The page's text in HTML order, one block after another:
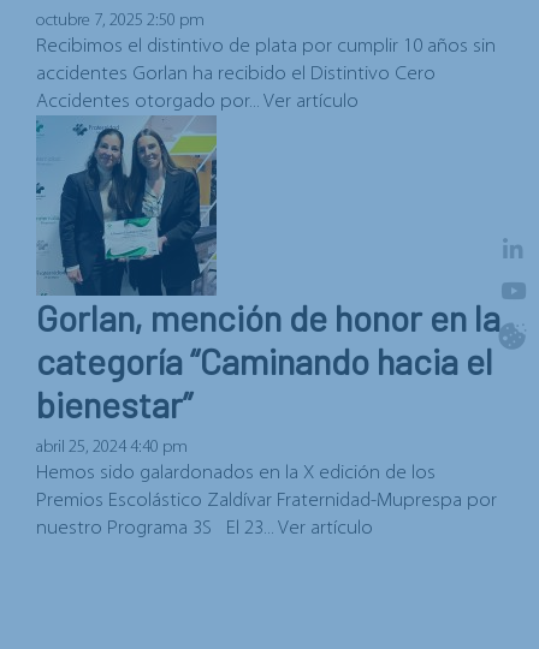
octubre 7, 2025 2:50 pm
Recibimos el distintivo de plata por cumplir 10 años sin
accidentes Gorlan ha recibido el Distintivo Cero
Accidentes otorgado por... Ver artículo
Gorlan, mención de honor en la
categoría “Caminando hacia el
bienestar”
abril 25, 2024 4:40 pm
Hemos sido galardonados en la X edición de los
Premios Escolástico Zaldívar Fraternidad-Muprespa por
nuestro Programa 3S El 23... Ver artículo